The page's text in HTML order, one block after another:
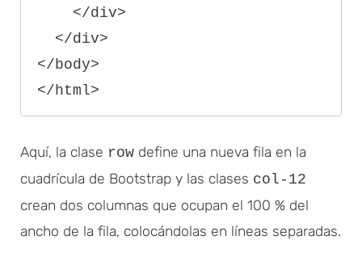
</body>
Aquí, la clase row define una nueva fila en la
cuadrícula de Bootstrap y las clases col-12
crean dos columnas que ocupan el 100 % del
ancho de la fila, colocándolas en líneas separadas.